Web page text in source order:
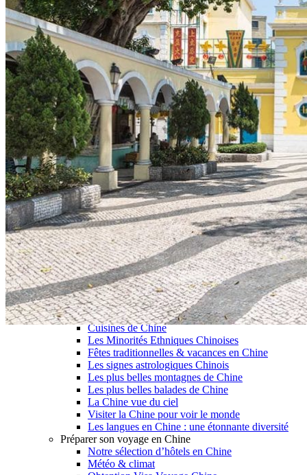
Circuits
Organisation
Circuits sur mesure
Nos Petits Groupes
Ambiance
Classique et incontournables
Culture & expériences
Nature et grands paysages
Famille et enfants
Trekking et aventure
Luxe et exception
Où et quand partir ?
Printemps
Eté
Automne
Hiver
Infos pratiques
Notre agence
Notre agence en Chine
Réseau Asian Roads
Garanties et engagements Asian Roads
Avis de nos voyageurs
Voyages d’affaires en Chine
Voyage scolaire et culturel en Chine
La Chine & ses secrets
Présentation de la Chine
Cuisines de Chine
Les Minorités Ethniques Chinoises
Fêtes traditionnelles & vacances en Chine
Les signes astrologiques Chinois
Les plus belles montagnes de Chine
Les plus belles balades de Chine
La Chine vue du ciel
Visiter la Chine pour voir le monde
Les langues en Chine : une étonnante diversité
Préparer son voyage en Chine
Notre sélection d’hôtels en Chine
Météo & climat